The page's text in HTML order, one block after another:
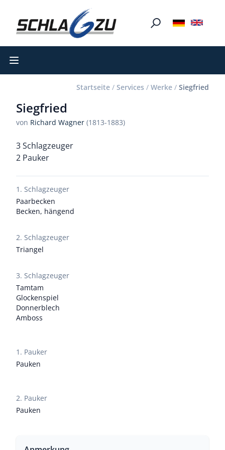
Open main menu
Startseite / Services / Werke / Siegfried
Siegfried
von Richard Wagner (1813-1883)
3 Schlagzeuger
2 Pauker
1. Schlagzeuger
Paarbecken
Becken, hängend
2. Schlagzeuger
Triangel
3. Schlagzeuger
Tamtam
Glockenspiel
Donnerblech
Amboss
1. Pauker
Pauken
2. Pauker
Pauken